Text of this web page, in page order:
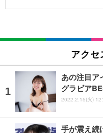
アクセ
あの注目ア
グラビア
2022.2.15(火)
手が震え続